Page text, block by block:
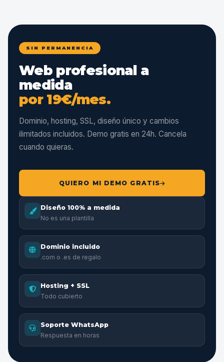
SIN PERMANENCIA
Web profesional a
medida
por 19€/mes.
Dominio, hosting, SSL, diseño único y cambios
ilimitados incluidos. Demo gratis en 24h. Cancela
cuando quieras.
QUIERO MI DEMO GRATIS
Diseño 100% a medida
No es una plantilla
Dominio incluido
.com o .es de regalo
Hosting + SSL
Todo cubierto
Soporte WhatsApp
Respuesta en horas